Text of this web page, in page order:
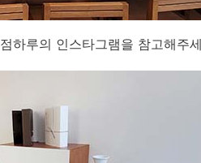
하루의 인스타그램을 참고해주